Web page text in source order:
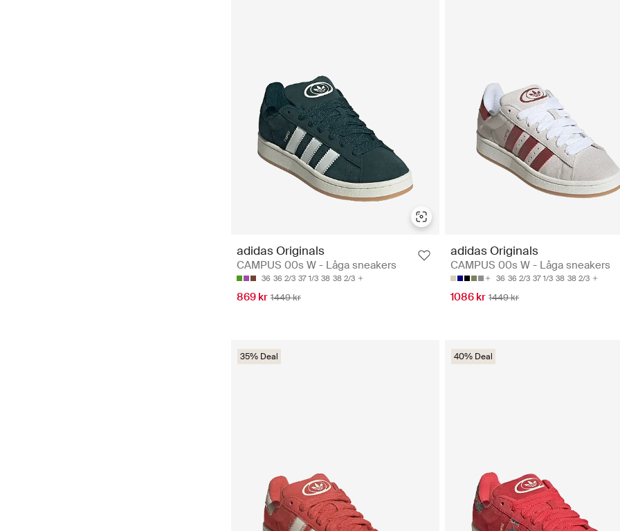
adidas Originals
CAMPUS 00s W - Låga sneakers
36 36 2/3 37 1/3 38 38 2/3
869 kr 1449 kr
adidas Originals
CAMPUS 00s W - Låga sneakers
36 36 2/3 37 1/3 38 38 2/3
1086 kr 1449 kr
35% Deal 40% Deal